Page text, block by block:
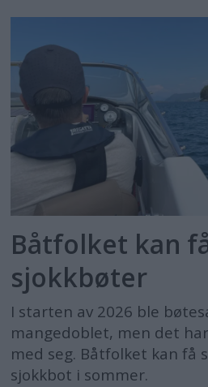
Båtfolket kan
sjokkbøter
I starten av 2026 ble
mangedoblet, men det
med seg. Båtfolket kan få
sjokkbot i sommer.